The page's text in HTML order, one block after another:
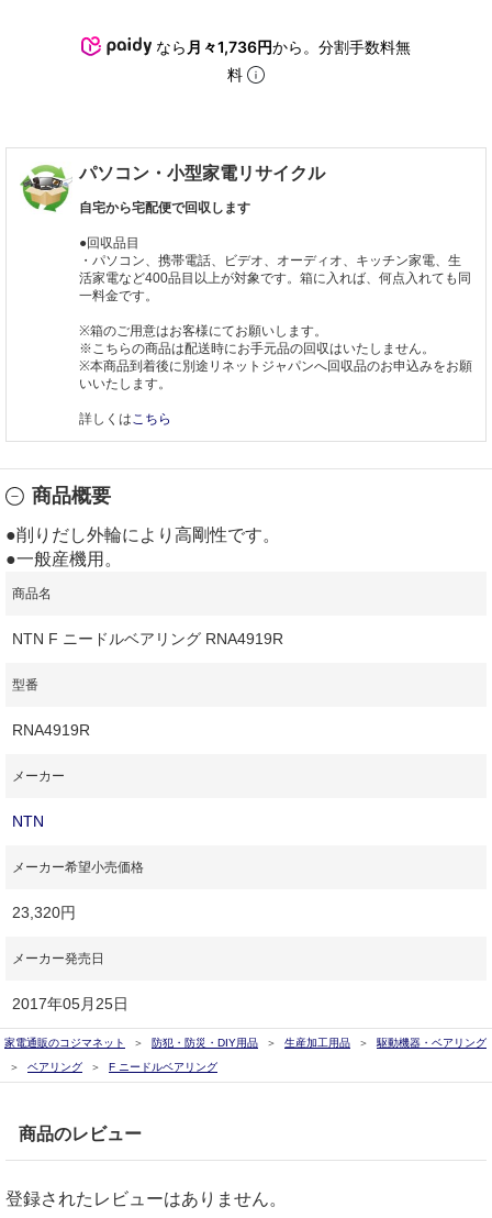
なら 月々1,736円から。分割手数料無
料
パソコン・小型家電リサイクル
自宅から宅配便で回収します
●回収品目
・パソコン、携帯電話、ビデオ、オーディオ、キッチン家電、生
活家電など400品目以上が対象です。箱に入れば、何点入れても同
一料金です。
※箱のご用意はお客様にてお願いします。
※こちらの商品は配送時にお手元品の回収はいたしません。
※本商品到着後に別途リネットジャパンへ回収品のお申込みをお願
いいたします。
詳しくはこちら
商品概要
●削りだし外輪により高剛性です。
●一般産機用。
商品名
NTN F ニードルベアリング RNA4919R
型番
RNA4919R
メーカー
NTN
メーカー希望小売価格
23,320円
メーカー発売日
2017年05月25日
家電通販のコジマネット 防犯・防災・DIY用品 生産加工用品
駆動機器・ベアリング
ベアリング
F ニードルベアリング
商品のレビュー
登録されたレビューはありません。